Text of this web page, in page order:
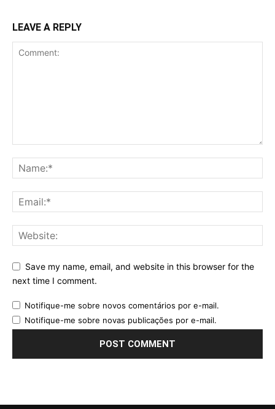
LEAVE A REPLY
Save my name, email, and website in this browser for the
next time I comment.
Notifique-me sobre novos comentários por e-mail.
Notifique-me sobre novas publicações por e-mail.